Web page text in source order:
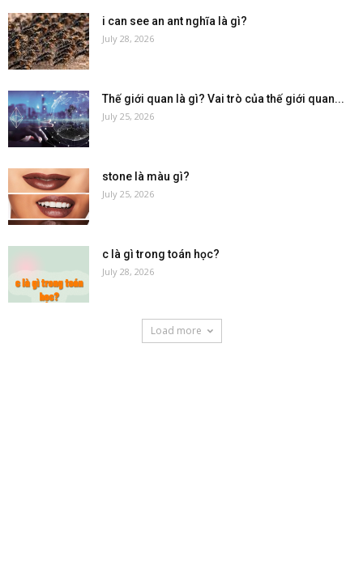
i can see an ant nghĩa là gì?
July 28, 2026
Thế giới quan là gì? Vai trò của thế giới quan...
July 25, 2026
stone là màu gì?
July 25, 2026
c là gì trong toán học?
July 28, 2026
Load more